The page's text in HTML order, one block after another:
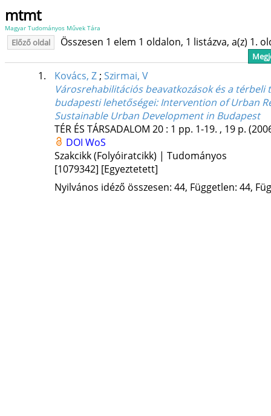
mtmt
Magyar Tudományos Művek Tára
Előző oldal Összesen 1 elem 1 oldalon, 1 listázva, a(z) 1.
1. Kovács, Z; Szirmai, V
Városrehabilitációs beavatkozások és a
budapesti lehetőségei: Intervention of Urban
Sustainable Urban Development in Budapest
TÉR ÉS TÁRSADALOM 20: 1 pp. 1-19. , 19 p.
DOI WoS
Szakcikk (Folyóiratcikk) | Tudományos
[1079342] [Egyeztetett]
Nyilvános idéző összesen: 44, Független: 44,